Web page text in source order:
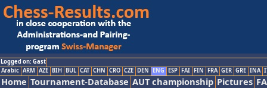
Logged on: Gast
Arabic ARM AZE BIH BUL CAT CHN CRO CZE DEN ENG ESP FAI FIN FRA GER GRE INA
Home Tournament-Database AUT championship Pictures